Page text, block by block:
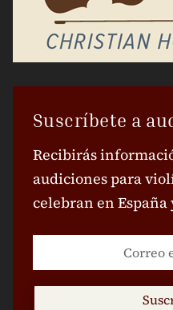
Suscríbete a
Recibirás
audiciones para
celebran en